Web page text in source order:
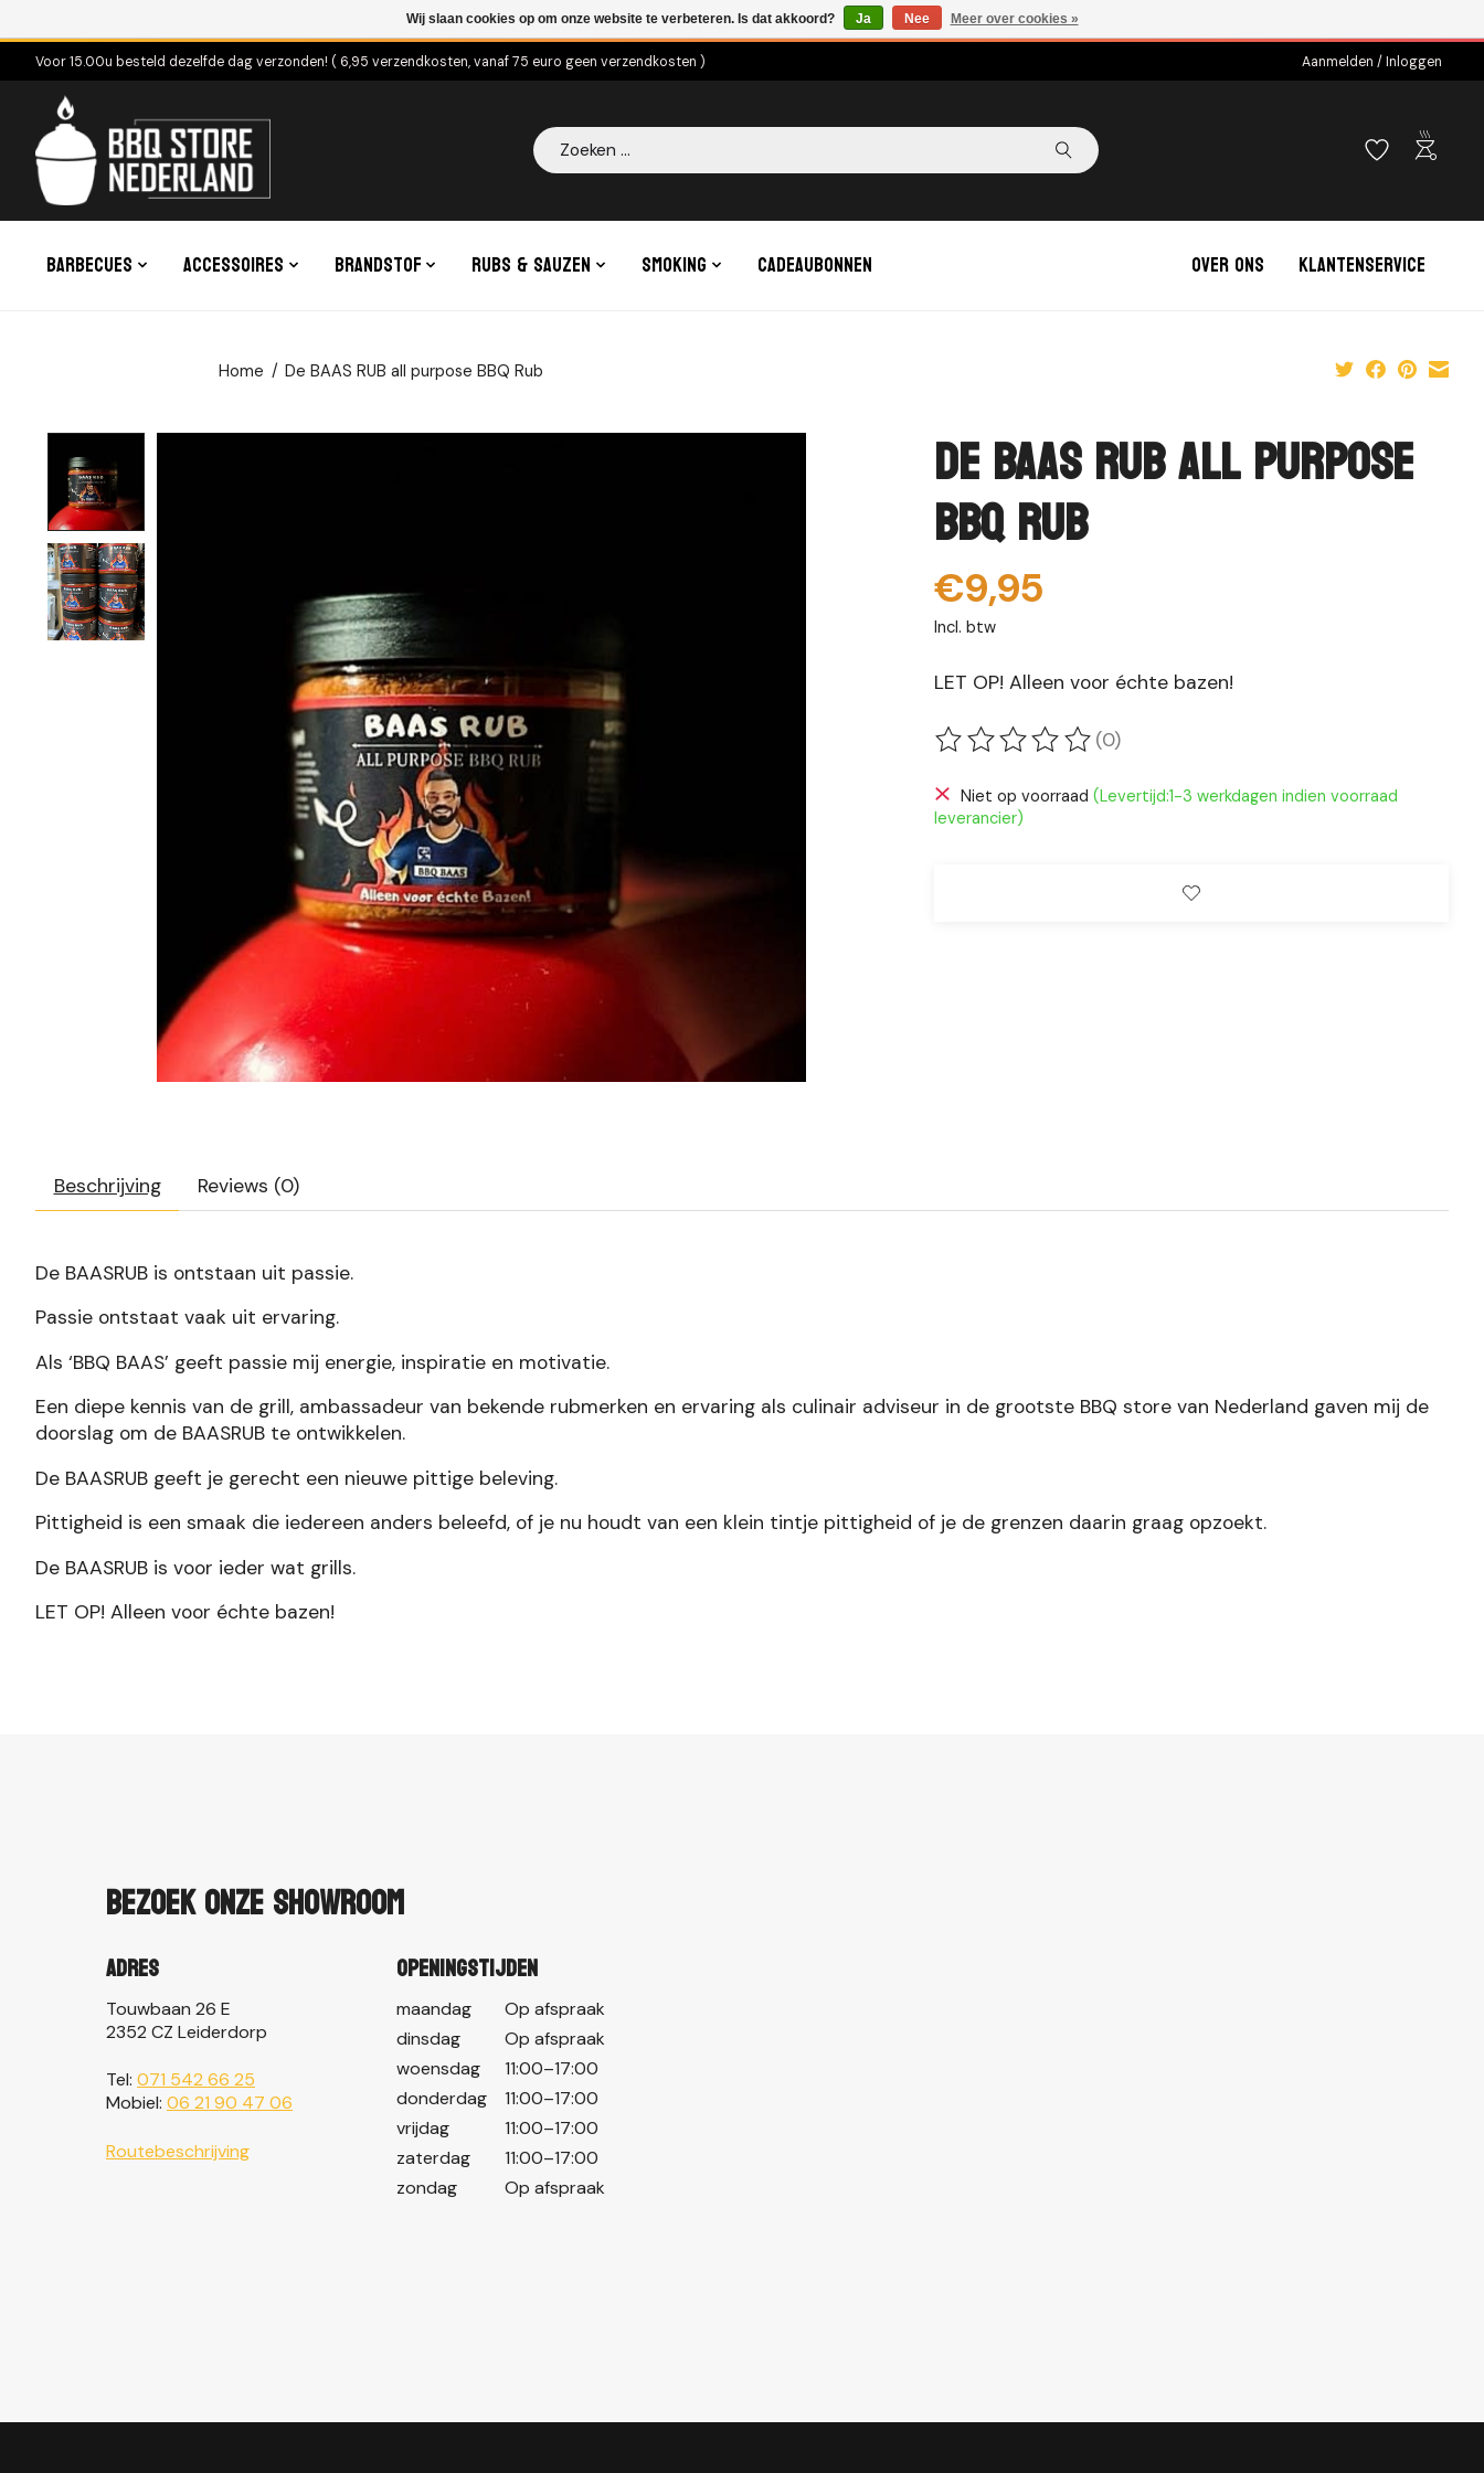
Voor 15.00u besteld dezelfde dag verzonden! ( 6,95 verzendkosten, vanaf 75 euro geen verzendkosten ) Aanmelden / Inloggen
Zoeken outdoor_grill
Barbecues Accessoires Brandstof Rubs & Sauzen Smoking Cadeaubonnen Over ons Klantenservice
Home / De BAAS RUB all purpose BBQ Rub
De BAAS RUB all purpose
BBQ Rub
€9,95
Incl. btw
LET OP! Alleen voor échte bazen!
De beoordeling van dit product is
(0)
Niet op voorraad (Levertijd:1-3 werkdagen indien voorraad
leverancier)
Beschrijving Reviews (0)
De BAASRUB is ontstaan uit passie.
Passie ontstaat vaak uit ervaring.
Als ‘BBQ BAAS’ geeft passie mij energie, inspiratie en motivatie.
Een diepe kennis van de grill, ambassadeur van bekende rubmerken en ervaring als culinair adviseur in de grootste BBQ store van Nederland gaven mij de
doorslag om de BAASRUB te ontwikkelen.
De BAASRUB geeft je gerecht een nieuwe pittige beleving.
Pittigheid is een smaak die iedereen anders beleefd, of je nu houdt van een klein tintje pittigheid of je de grenzen daarin graag opzoekt.
De BAASRUB is voor ieder wat grills.
LET OP! Alleen voor échte bazen!
Bezoek onze showroom
Adres
Touwbaan 26 E
2352 CZ Leiderdorp
Tel: 071 542 66 25
Mobiel: 06 21 90 47 06
Routebeschrijving
Openingstijden
maandag
Op afspraak
dinsdag
Op afspraak
woensdag
11:00–17:00
donderdag
11:00–17:00
vrijdag
11:00–17:00
zaterdag
11:00–17:00
zondag
Op afspraak
Wij slaan cookies op om onze website te verbeteren. Is dat akkoord? Ja Nee Meer over cookies »